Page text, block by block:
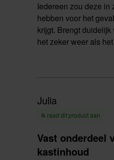
Iedereen zou deze in
hebben voor het
krijgt. Brengt
het zeker weer als
Julia
Ik raad dit product aan
Vast onderdeel
kastinhoud